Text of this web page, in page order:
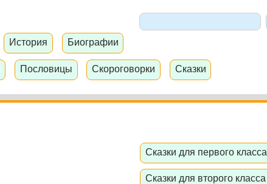
История Биографии
Пословицы Скороговорки Сказки
Сказки для первого класса
Сказки для второго класса